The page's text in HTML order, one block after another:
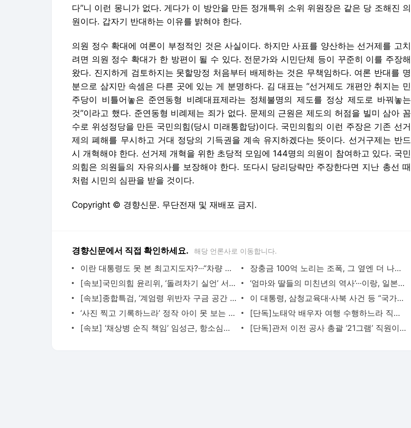
다”니 이런 몽니가 없다. 게다가 이 방안을 만든 정개특위 소위 위원장은 같은 당 조해진 의
원이다. 갑자기 반대하는 이유를 밝혀야 한다.
의원 정수 확대에 여론이 부정적인 것은 사실이다. 하지만 사표를 양산하는 선거제를 고치
려면 의원 정수 확대가 한 방편이 될 수 있다. 전문가와 시민단체 등이 꾸준히 이를 주장해
왔다. 진지하게 검토하지는 못할망정 처음부터 배제하는 것은 무책임하다. 여론 반대를 명
분으로 삼지만 속셈은 다른 곳에 있는 게 분명하다. 김 대표는 “선거제도 개편안 취지는 민
주당이 비틀어놓은 준연동형 비례대표제라는 정체불명의 제도를 정상 제도로 바꿔놓는
것”이라고 했다. 준연동형 비례제는 죄가 없다. 문제의 근원은 제도의 허점을 빌미 삼아 꼼
수로 위성정당을 만든 국민의힘(당시 미래통합당)이다. 국민의힘의 이런 주장은 기존 선거
제의 폐해를 무시하고 거대 정당의 기득권을 계속 유지하겠다는 뜻이다. 선거구제는 반드
시 개혁해야 한다. 선거제 개혁을 위한 초당적 모임에 144명의 의원이 참여하고 있다. 국민
의힘은 의원들의 자유의사를 보장해야 한다. 또다시 당리당략만 주장한다면 지난 총선 때
처럼 시민의 심판을 받을 것이다.
Copyright © 경향신문. 무단전재 및 재배포 금지.
경향신문에서 직접 확인하세요. 해당 언론사로 이동합니다.
이란 대통령도 못 본 최고지도자?···“차량 뒷좌석서 이뤄진 은밀한 만남, 얼굴도 못 보고 악수
장충금 100억 노리는 조폭, 그 옆엔 더 나쁜 경찰···‘악인 코믹극’이 뜬다
[속보]국민의힘 윤리위, ‘돌려차기 실언’ 서범수·진종오 징계 개시
‘엄마와 딸들의 미친년의 역사’···이랑, 일본 ‘나가이 가후 문학상’ 수상
[속보]종합특검, ‘계엄령 위반자 구금 공간 확보’ 신용해 전 교정본부장 기소
이 대통령, 삼청교육대·사북 사건 등 “국가폭력 피해자에 사과…국가책임에 유효기간 없다”
‘사진 찍고 기록하느라’ 정작 아이 못 보는 유치원 교사들···10명 중 3명 “안전지도 공백”
[단독]노태악 배우자 여행 수행하느라 직원이 공식일정 불참…선관위 출장보고서엔 ‘참석’ 조
[속보] ‘채상병 순직 책임’ 임성근, 항소심도 징역 3년
[단독]관저 이전 공사 총괄 ‘21그램’ 직원이 “윗선 덕에 감사원 출석 안 했다”···종합특검